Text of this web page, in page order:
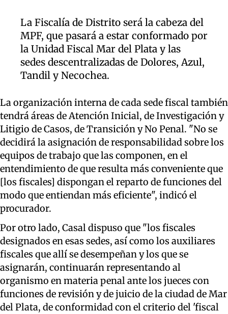
La Fiscalía de Distrito será la cabeza del
MPF, que pasará a estar conformado por
la Unidad Fiscal Mar del Plata y las
sedes descentralizadas de Dolores, Azul,
Tandil y Necochea.
La organización interna de cada sede fiscal también
tendrá áreas de Atención Inicial, de Investigación y
Litigio de Casos, de Transición y No Penal. "No se
decidirá la asignación de responsabilidad sobre los
equipos de trabajo que las componen, en el
entendimiento de que resulta más conveniente que
[los fiscales] dispongan el reparto de funciones del
modo que entiendan más eficiente", indicó el
procurador.
Por otro lado, Casal dispuso que "los fiscales
designados en esas sedes, así como los auxiliares
fiscales que allí se desempeñan y los que se
asignarán, continuarán representando al
organismo en materia penal ante los jueces con
funciones de revisión y de juicio de la ciudad de Mar
del Plata, de conformidad con el criterio del 'fiscal